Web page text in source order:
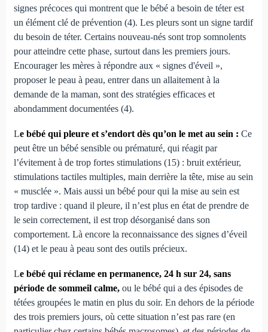
signes précoces qui montrent que le bébé a besoin de téter est
un élément clé de prévention (4). Les pleurs sont un signe tardif
du besoin de téter. Certains nouveau-nés sont trop somnolents
pour atteindre cette phase, surtout dans les premiers jours.
Encourager les mères à répondre aux « signes d'éveil »,
proposer le peau à peau, entrer dans un allaitement à la
demande de la maman, sont des stratégies efficaces et
abondamment documentées (4).
Le bébé qui pleure et s’endort dès qu’on le met au sein : Ce
peut être un bébé sensible ou prématuré, qui réagit par
l’évitement à de trop fortes stimulations (15) : bruit extérieur,
stimulations tactiles multiples, main derrière la tête, mise au sein
« musclée ». Mais aussi un bébé pour qui la mise au sein est
trop tardive : quand il pleure, il n’est plus en état de prendre de
le sein correctement, il est trop désorganisé dans son
comportement. Là encore la reconnaissance des signes d’éveil
(14) et le peau à peau sont des outils précieux.
Le bébé qui réclame en permanence, 24 h sur 24, sans
période de sommeil calme,ou le bébé qui a des épisodes de
tétées groupées le matin en plus du soir. En dehors de la période
des trois premiers jours, où cette situation n’est pas rare (en